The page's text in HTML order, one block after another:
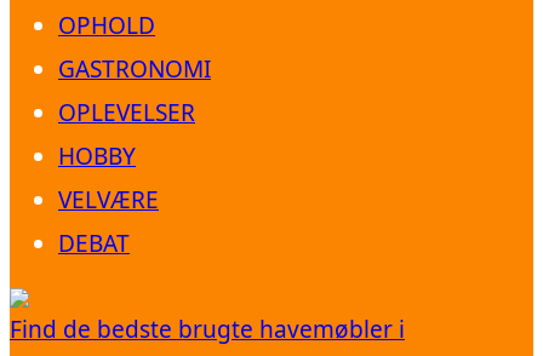
OPHOLD
GASTRONOMI
OPLEVELSER
HOBBY
VELVÆRE
DEBAT
Find de bedste brugte havemøbler i